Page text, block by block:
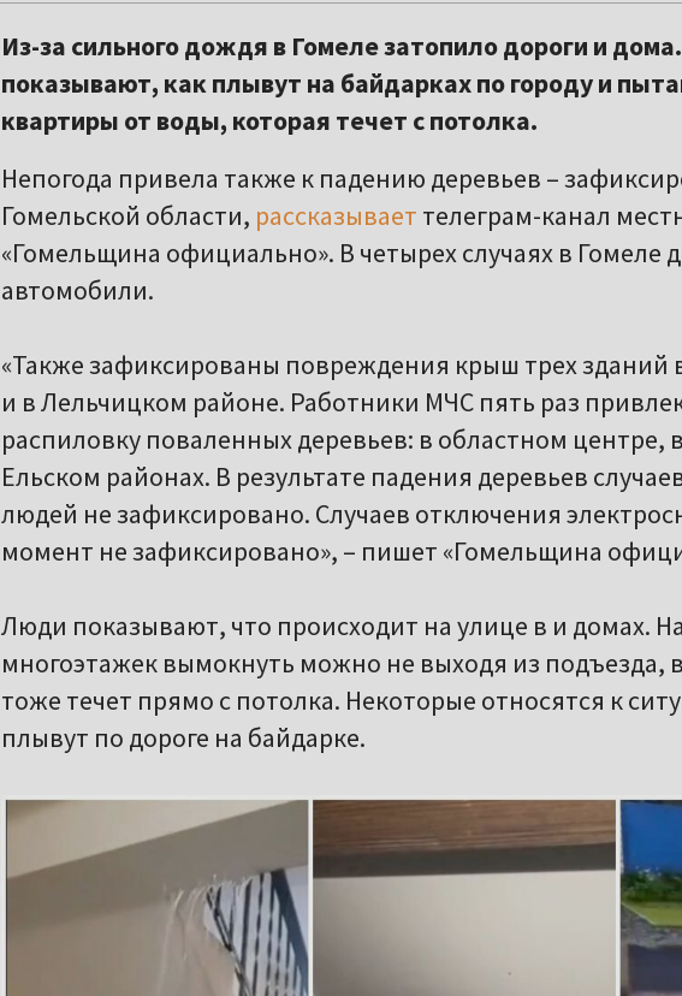
Из-за сильного дождя в Гомеле затопило дороги и
показывают, как плывут на байдарках по городу и
квартиры от воды, которая течет с потолка.
Непогода привела также к падению деревьев –
Гомельской области, рассказывает телеграм-канал
«Гомельщина официально». В четырех случаях в Гомеле
автомобили.
«Также зафиксированы повреждения крыш трех зданий
и в Лельчицком районе. Работники МЧС пять раз
распиловку поваленных деревьев: в областном центре,
Ельском районах. В результате падения деревьев
людей не зафиксировано. Случаев отключения
момент не зафиксировано», – пишет «Гомельщина
Люди показывают, что происходит на улице в и домах.
многоэтажек вымокнуть можно не выходя из подъезда,
тоже течет прямо с потолка. Некоторые относятся к
плывут по дороге на байдарке.